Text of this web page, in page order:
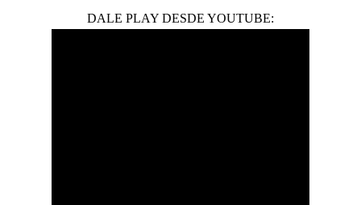
DALE PLAY DESDE YOUTUBE: